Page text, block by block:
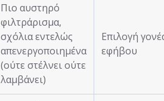
Πιο αυστηρό
φιλτράρισμα,
σχόλια εντελώς
απενεργοποιημένα
(ούτε στέλνει ούτε
λαμβάνει)
Επιλογή
εφήβου